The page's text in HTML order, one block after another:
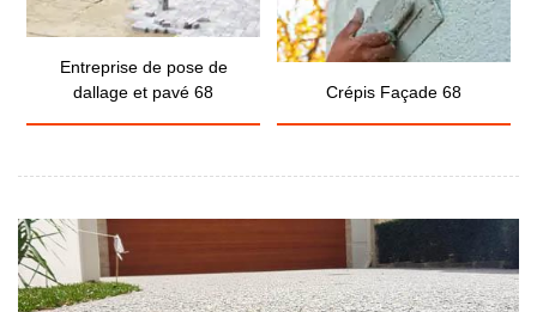
Entreprise de pose de
dallage et pavé 68
Crépis Façade 68